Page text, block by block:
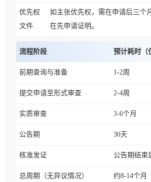
优先权
文件
如主张优先权，需在申请后三个
在先申请证明。
流程阶段 预计耗时（
前期查询与准备 1-2周
提交申请至形式审查 2-4周
实质审查 3-6个月
公告期 30天
核准发证 公告期结束
总周期（无异议情况） 约8-14个月